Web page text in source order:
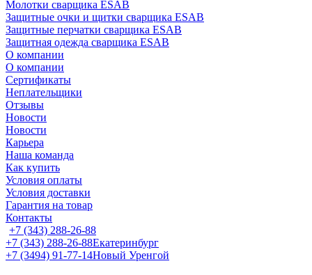
Молотки сварщика ESAB
Защитные очки и щитки сварщика ESAB
Защитные перчатки сварщика ESAB
Защитная одежда сварщика ESAB
О компании
О компании
Сертификаты
Неплательщики
Отзывы
Новости
Новости
Карьера
Наша команда
Как купить
Условия оплаты
Условия доставки
Гарантия на товар
Контакты
+7 (343) 288-26-88
+7 (343) 288-26-88Екатеринбург
+7 (3494) 91-77-14Новый Уренгой